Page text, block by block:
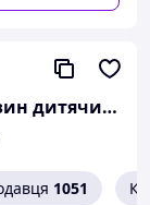
Kids-shop - інтернет магазин дитячих товарів
1051